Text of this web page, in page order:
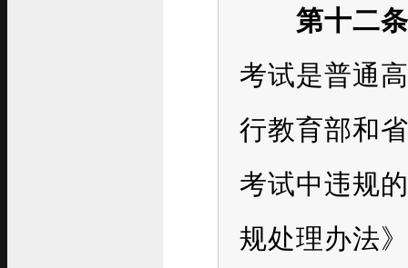
第十二
考试是普通
行教育部和
考试中违规
规处理办法